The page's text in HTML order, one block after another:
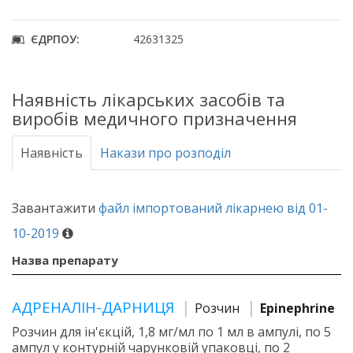
ЄДРПОУ: 42631325
Наявність лікарських засобів та
виробів медичного призначення
Наявність Накази про розподіл
Завантажити файл імпортований лікарнею від 01-
10-2019
Назва препарату
АДРЕНАЛІН-ДАРНИЦЯ Розчин
Epinephrine
Розчин для ін'єкцій, 1,8 мг/мл по 1 мл в ампулі, по 5
ампул у контурній чарунковій упаковці, по 2